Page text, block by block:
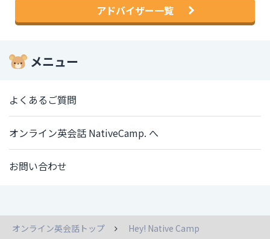
アドバイザー一覧
メニュー
よくあるご質問
オンライン英会話 NativeCamp. へ
お問い合わせ
オンライン英会話トップ
Hey! Native Camp